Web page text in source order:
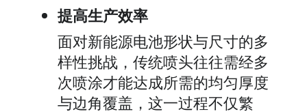
提高生产效率
面对新能源电池形状与尺寸的多
样性挑战，传统喷头往往需经多
次喷涂才能达成所需的均匀厚度
与边角覆盖，这一过程不仅繁